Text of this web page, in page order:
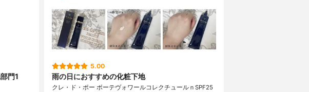
門1
5.00
雨の日におすすめの化粧下地
クレ・ド・ポー ボーテヴォワールコレクチュールｎSPF25